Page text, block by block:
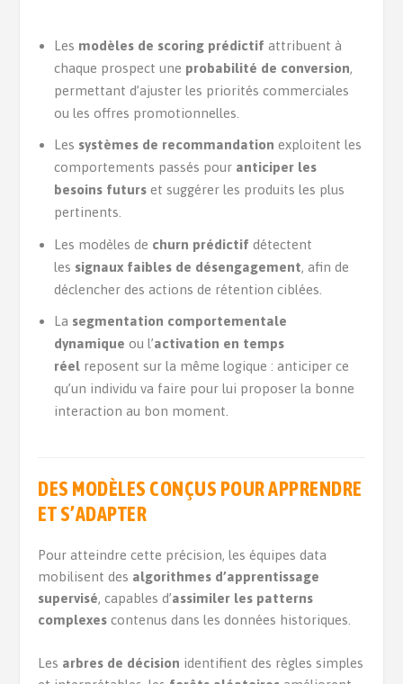
Les modèles de scoring prédictif attribuent à
chaque prospect une probabilité de conversion,
permettant d’ajuster les priorités commerciales
ou les offres promotionnelles.
Les systèmes de recommandation exploitent les
comportements passés pour anticiper les
besoins futurset suggérer les produits les plus
pertinents.
Les modèles de churn prédictif détectent
les signaux faibles de désengagement, afin de
déclencher des actions de rétention ciblées.
La segmentation comportementale
dynamique ou l’activation en temps
réelreposent sur la même logique : anticiper ce
qu’un individu va faire pour lui proposer la bonne
interaction au bon moment.
DES MODÈLES CONÇUS POUR APPRENDRE
ET S’ADAPTER
Pour atteindre cette précision, les équipes data
mobilisent des algorithmes d’apprentissage
supervisé, capables d’assimiler les patterns
complexes contenus dans les données historiques.
Les arbres de décision identifient des règles simples